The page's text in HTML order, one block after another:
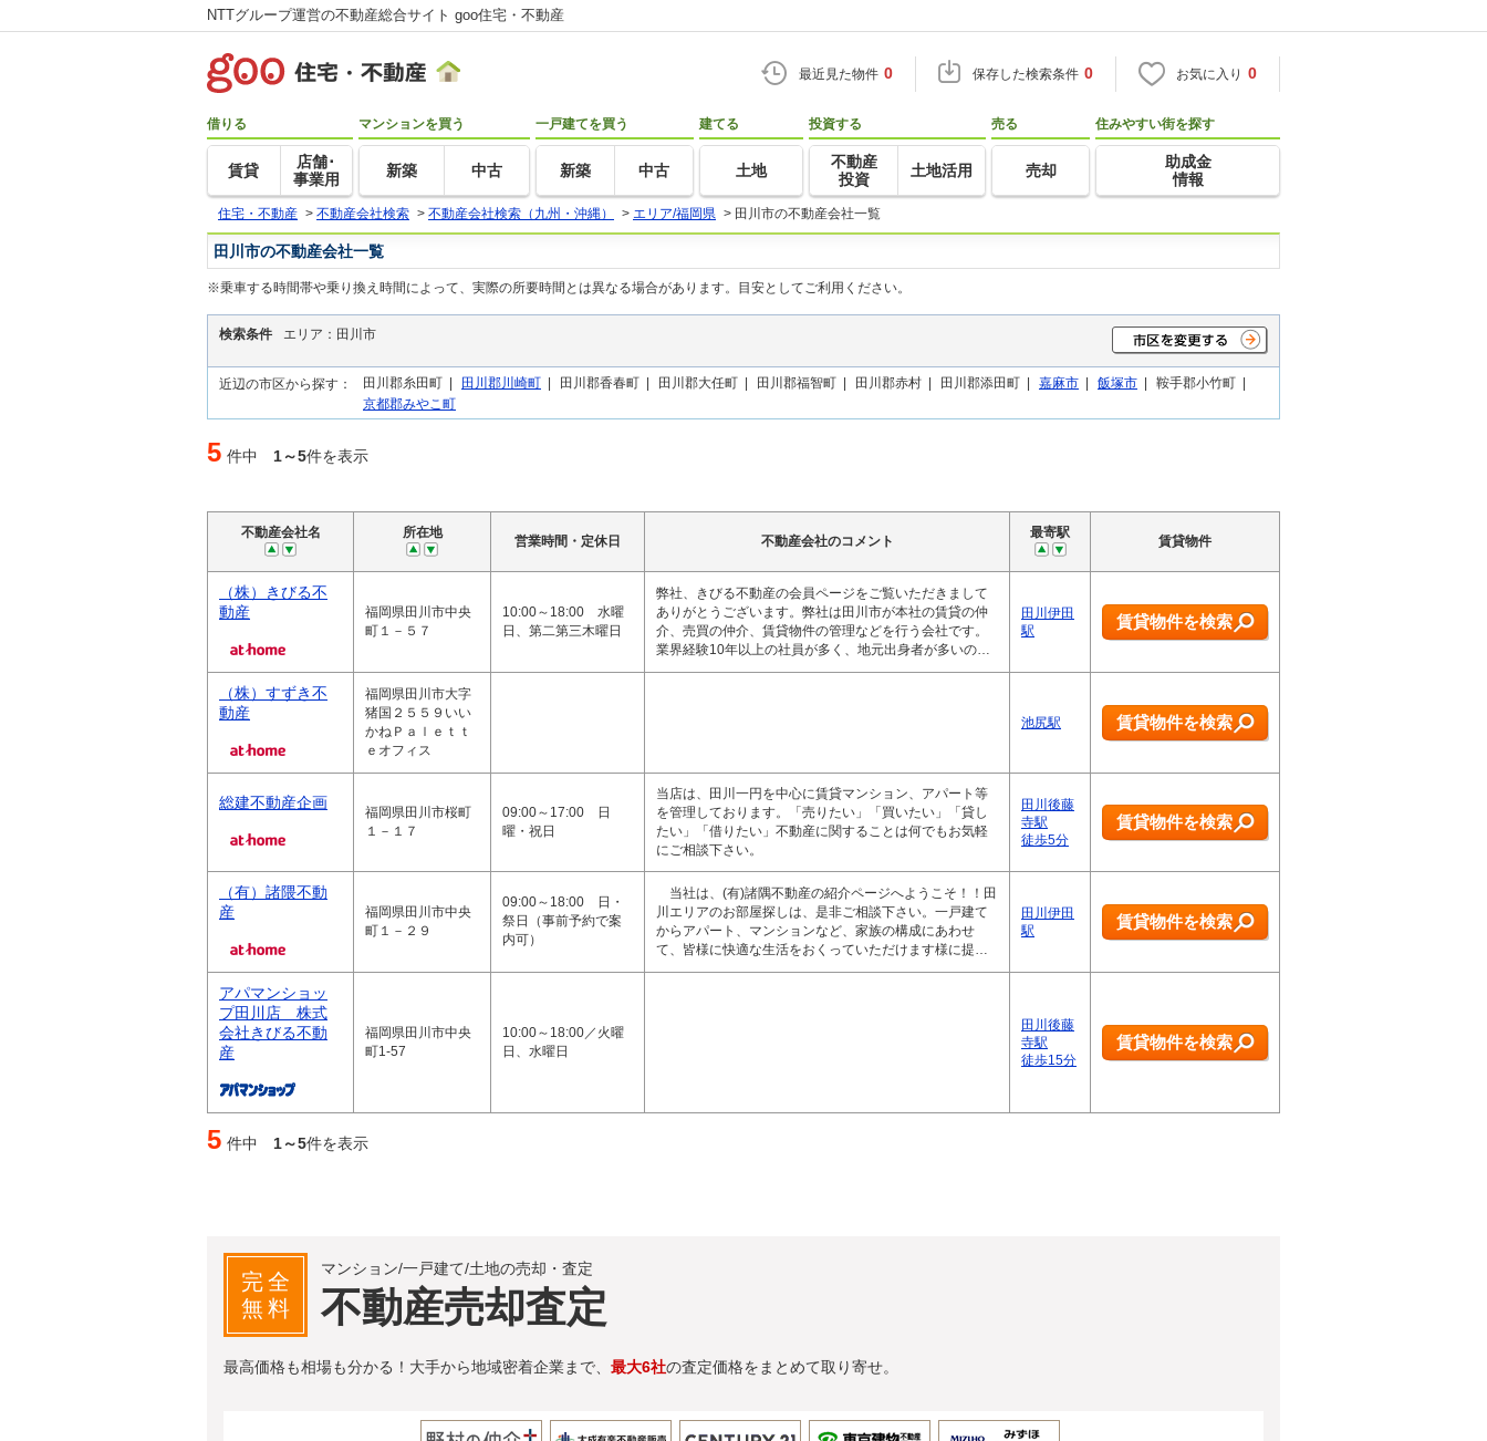
NTTグループ運営の不動産総合サイト goo住宅・不動産
最近見た物件 0 保存した検索条件 0 お気に入り 0
借りる
賃貸
店舗･
事業用
マンションを買う
新築 中古
一戸建てを買う
新築 中古
建てる
土地
投資する
不動産
投資
土地活用
売る
売却
住みやすい街を探す
助成金
情報
住宅・不動産 > 不動産会社検索 > 不動産会社検索（九州・沖縄） > エリア/福岡県 > 田川市の不動産会社一覧
田川市の不動産会社一覧
※乗車する時間帯や乗り換え時間によって、実際の所要時間とは異なる場合があります。目安としてご利用ください。
検索条件 エリア：田川市
近辺の市区から探す： 田川郡糸田町 | 田川郡川崎町 | 田川郡香春町 | 田川郡大任町 | 田川郡福智町 | 田川郡赤村 | 田川郡添田町 | 嘉麻市 | 飯塚市 |
鞍手郡小竹町 |
京都郡みやこ町
5 件中 1～5件を表示
不動産会社名 所在地
営業時間・定休日 不動産会社のコメント
最寄駅
賃貸物件
（株）きびる不
動産
福岡県田川市中央
町１－５７
10:00～18:00 水曜
日、第二第三木曜日
弊社、きびる不動産の会員ページをご覧いただきまして
ありがとうございます。弊社は田川市が本社の賃貸の仲
介、売買の仲介、賃貸物件の管理などを行う会社です。
業界経験10年以上の社員が多く、地元出身者が多いの…
田川伊田
駅
賃貸物件を検索
（株）すずき不
動産
福岡県田川市大字
猪国２５５９いい
かねＰａｌｅｔｔ
ｅオフィス
池尻駅 賃貸物件を検索
総建不動産企画
福岡県田川市桜町
１－１７
09:00～17:00 日
曜・祝日
当店は、田川一円を中心に賃貸マンション、アパート等
を管理しております。「売りたい」「買いたい」「貸し
たい」「借りたい」不動産に関することは何でもお気軽
にご相談下さい。
田川後藤
寺駅
徒歩5分
賃貸物件を検索
（有）諸隈不動
産
福岡県田川市中央
町１－２９
09:00～18:00 日・
祭日（事前予約で案
内可）
当社は、(有)諸隅不動産の紹介ページへようこそ！！田
川エリアのお部屋探しは、是非ご相談下さい。一戸建て
からアパート、マンションなど、家族の構成にあわせ
て、皆様に快適な生活をおくっていただけます様に提…
田川伊田
駅
賃貸物件を検索
アパマンショッ
プ田川店 株式
会社きびる不動
産
福岡県田川市中央
町1-57
10:00～18:00／火曜
日、水曜日
田川後藤
寺駅
徒歩15分
賃貸物件を検索
5 件中 1～5件を表示
完全
無料
マンション/一戸建て/土地の売却・査定
不動産売却査定
最高価格も相場も分かる！大手から地域密着企業まで、 最大6社の査定価格をまとめて取り寄せ。